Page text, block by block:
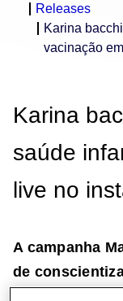
Releases
Karina
vacinação
Karina
saúde
live no
A campanha
de